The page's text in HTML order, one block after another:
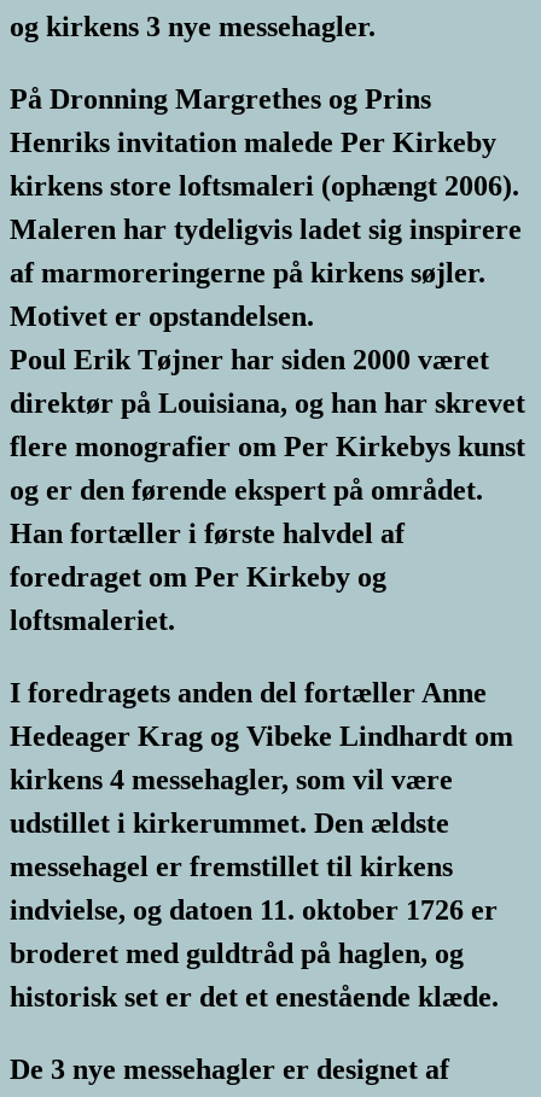
og kirkens 3 nye messehagler.
På Dronning Margrethes og Prins
Henriks invitation malede Per Kirkeby
kirkens store loftsmaleri (ophængt 2006).
Maleren har tydeligvis ladet sig inspirere
af marmoreringerne på kirkens søjler.
Motivet er opstandelsen.
Poul Erik Tøjner har siden 2000 været
direktør på Louisiana, og han har skrevet
flere monografier om Per Kirkebys kunst
og er den førende ekspert på området.
Han fortæller i første halvdel af
foredraget om Per Kirkeby og
loftsmaleriet.
I foredragets anden del fortæller Anne
Hedeager Krag og Vibeke Lindhardt om
kirkens 4 messehagler, som vil være
udstillet i kirkerummet. Den ældste
messehagel er fremstillet til kirkens
indvielse, og datoen 11. oktober 1726 er
broderet med guldtråd på haglen, og
historisk set er det et enestående klæde.
De 3 nye messehagler er designet af